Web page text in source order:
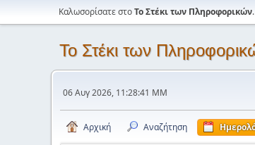
Καλωσορίσατε στοΤο Στέκι των Πληροφορικών.
Το Στέκι των
06 Αυγ 2026, 11:28:41 ΜΜ
Αρχική Αναζήτηση